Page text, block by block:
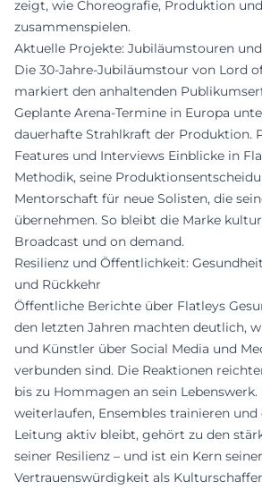
zeigt, wie Choreografie, Produktion
zusammenspielen.
Aktuelle Projekte: Jubiläumstouren
Die 30-Jahre-Jubiläumstour von Lord
markiert den anhaltenden
Geplante Arena-Termine in Europa
dauerhafte Strahlkraft der Produktion.
Features und Interviews Einblicke in
Methodik, seine
Mentorschaft für neue Solisten, die
übernehmen. So bleibt die Marke
Broadcast und on demand.
Resilienz und Öffentlichkeit:
und Rückkehr
Öffentliche Berichte über Flatleys
den letzten Jahren machten deutlich,
und Künstler über Social Media und
verbunden sind. Die Reaktionen
bis zu Hommagen an sein Lebenswerk.
weiterlaufen, Ensembles trainieren
Leitung aktiv bleibt, gehört zu den
seiner Resilienz – und ist ein Kern seiner
Vertrauenswürdigkeit als